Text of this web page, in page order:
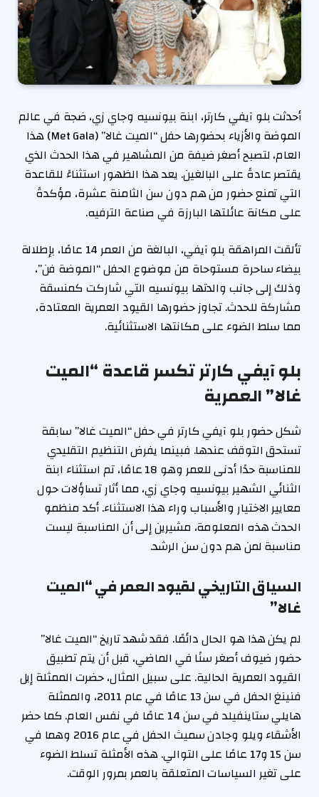
أحدثت بلو آيفي كارتر، ابنة بيونسيه وجاي زي، ضجة في عالم
الموضة والأزياء بحضورها حفل “الميت غالا” (Met Gala) هذا
العام، لتصبح أصغر ضيفة من المشاهير في هذا الحدث الذي
يقتصر عادةً على البالغين. يعد هذا الظهور استثناءً للقاعدة
التي تمنع حضور من هم دون سن الثامنة عشرة، مؤكدةً
على مكانة عائلتها البارزة في صناعة الترفيه.
تألقت المراهقة بلو آيفي، البالغة من العمر 14 عامًا، بإطلالة
بيضاء ساحرة مستوحاة من موضوع الحفل “الموضة فن”،
وذلك إلى جانب والدتها بيونسيه التي شاركت كمنسقة
مشاركة للحدث. تجاوز حضورها القيود العمرية المعتادة،
مما سلط الضوء على مكانتها الاستثنائية.
بلو آيفي كارتر تكسر قاعدة “الميت
غالا” العمرية
شكل حضور بلو آيفي كارتر في حفل “الميت غالا” سابقة
تستحق التوقف عندها. فبينما يفرض التنظيم التقليدي
للمناسبة حدًا أدنى للعمر وهو 18 عامًا، تم استثناء ابنة
الثنائي الشهير بيونسيه وجاي زي، مما أثار تساؤلات حول
معايير الاختيار والأسباب وراء هذا الاستثناء. أكد منظمو
الحدث هذه المعلومة، مشيرين إلى أن المناسبة ليست
مناسبة لمن هم دون سن الرشد.
السياق التاريخي لقيود العمر في “الميت
غالا”
لم يكن هذا هو الحال دائمًا. فقد شهد تاريخ “الميت غالا”
حضور ضيوف أصغر سنًا في الماضي، قبل أن يتم تطبيق
القيود العمرية الحالية. على سبيل المثال، حضرت الممثلة إيل
فنينغ الحفل في سن 13 عامًا في عام 2011، والممثلة
هايلي ستاينفيلد في سن 14 عامًا في نفس العام. كما حضر
الأشقاء ويلو وجادن سميث الحفل في عام 2016 وهما في
سن 15 و17 عامًا على التوالي. هذه الأمثلة تسلط الضوء
على تغير السياسات المتعلقة بالعمر بمرور الوقت.